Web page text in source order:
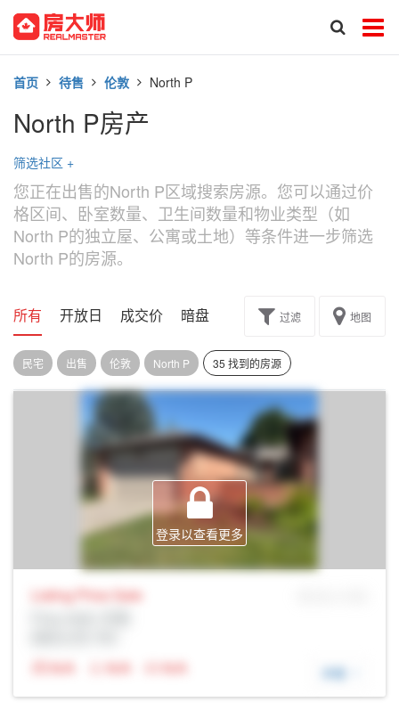
首页 待售 伦敦 North P
North P房产
筛选社区 +
您正在出售的North P区域搜索房源。您可以通过价
格区间、卧室数量、卫生间数量和物业类型（如
North P的独立屋、公寓或土地）等条件进一步筛选
North P的房源。
所有 开放日 成交价 暗盘 楼花转让过滤 地图
民宅 出售 伦敦 North P 35 找到的房源
登录以查看更多
Listing Price Sale
N/A
N/A N/A 详细